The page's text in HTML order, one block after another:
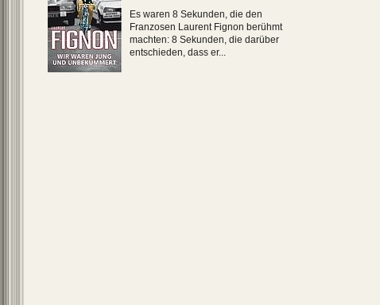
Es waren 8 Sekunden, die den
Franzosen Laurent Fignon berühmt
machten: 8 Sekunden, die darüber
entschieden, dass er...